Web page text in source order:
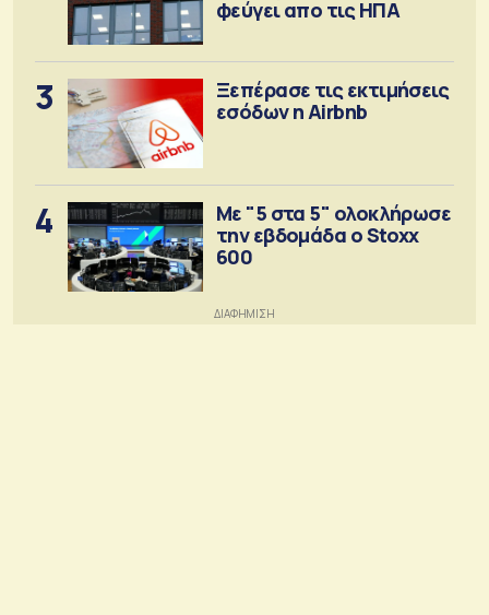
φεύγει απο τις ΗΠΑ
3
Ξεπέρασε τις εκτιμήσεις
εσόδων η Airbnb
4
Με "5 στα 5" ολοκλήρωσε
την εβδομάδα ο Stoxx
600